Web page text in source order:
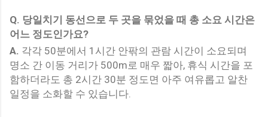
Q. 당일치기 동선으로 두 곳을 묶었을 때 총 소요 시간은
어느 정도인가요?
A. 각각 50분에서 1시간 안팎의 관람 시간이 소요되며
명소 간 이동 거리가 500m로 매우 짧아, 휴식 시간을 포
함하더라도 총 2시간 30분 정도면 아주 여유롭고 알찬
일정을 소화할 수 있습니다.